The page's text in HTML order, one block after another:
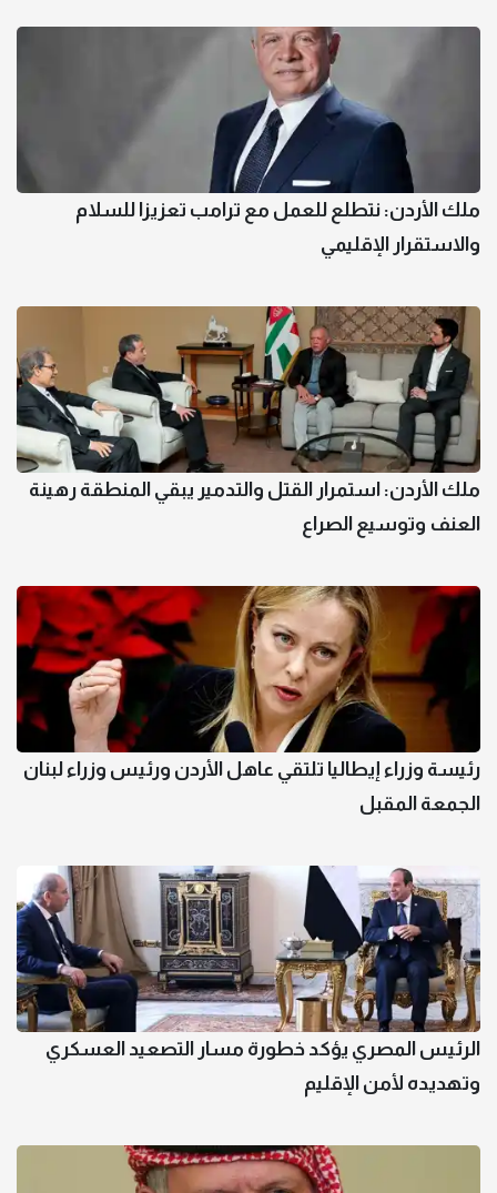
ملك الأردن: نتطلع للعمل مع ترامب تعزيزا للسلام
والاستقرار الإقليمي
ملك الأردن: استمرار القتل والتدمير يبقي المنطقة رهينة
العنف وتوسيع الصراع
رئيسة وزراء إيطاليا تلتقي عاهل الأردن ورئيس وزراء لبنان
الجمعة المقبل
الرئيس المصري يؤكد خطورة مسار التصعيد العسكري
وتهديده لأمن الإقليم